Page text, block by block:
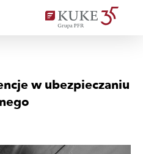
w ubezpieczaniu